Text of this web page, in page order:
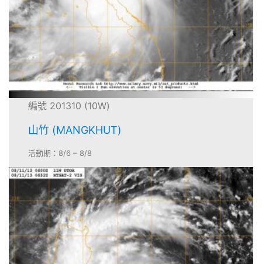
編號 201310 (10W)
山竹 (MANGKHUT)
活動期：8/6 – 8/8